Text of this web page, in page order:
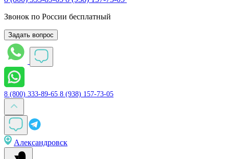
Звонок по России бесплатный
Задать вопрос
8 (800) 333-89-65 8 (938) 157-73-05
Александровск